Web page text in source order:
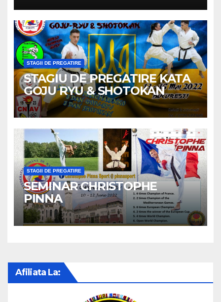
STAGII DE PREGATIRE
STAGIU DE PREGATIRE KATA
GOJU RYU & SHOTOKAN
STAGII DE PREGATIRE
SEMINAR CHRISTOPHE
PINNA
Afiliata La: